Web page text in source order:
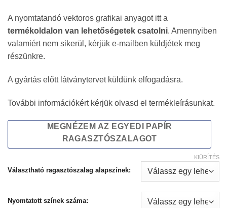
A nyomtatandó vektoros grafikai anyagot itt a
termékoldalon van lehetőségetek csatolni. Amennyiben
valamiért nem sikerül, kérjük e-mailben küldjétek meg
részünkre.
A gyártás előtt látványtervet küldünk elfogadásra.
További információkért kérjük olvasd el termékleírásunkat.
MEGNÉZEM AZ EGYEDI PAPÍR
RAGASZTÓSZALAGOT
Választható ragasztószalag alapszínek:
Nyomtatott színek száma:
KIÜRÍTÉS